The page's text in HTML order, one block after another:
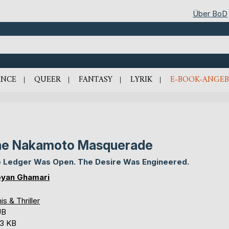
Über BoD
QUEER FANTASY LYRIK E-BOOK-
Nakamoto Masquerade
Ledger Was Open. The Desire Was Engineered.
Ghamari
& Thriller
KB